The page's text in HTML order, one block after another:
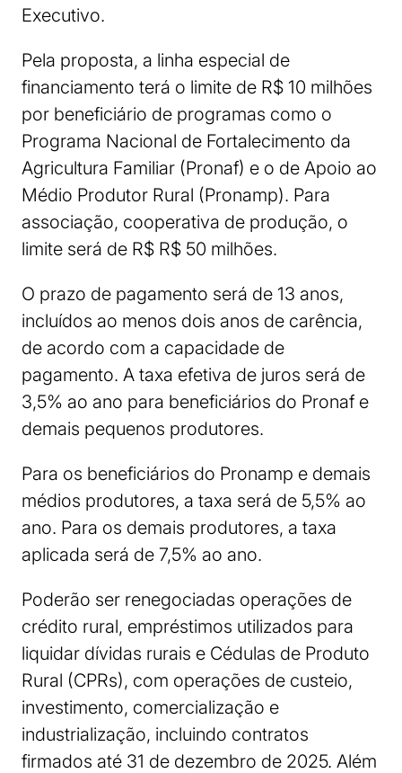
Executivo.
Pela proposta, a linha especial de
financiamento terá o limite de R$ 10 milhões
por beneficiário de programas como o
Programa Nacional de Fortalecimento da
Agricultura Familiar (Pronaf) e o de Apoio ao
Médio Produtor Rural (Pronamp). Para
associação, cooperativa de produção, o
limite será de R$ R$ 50 milhões.
O prazo de pagamento será de 13 anos,
incluídos ao menos dois anos de carência,
de acordo com a capacidade de
pagamento. A taxa efetiva de juros será de
3,5% ao ano para beneficiários do Pronaf e
demais pequenos produtores.
Para os beneficiários do Pronamp e demais
médios produtores, a taxa será de 5,5% ao
ano. Para os demais produtores, a taxa
aplicada será de 7,5% ao ano.
Poderão ser renegociadas operações de
crédito rural, empréstimos utilizados para
liquidar dívidas rurais e Cédulas de Produto
Rural (CPRs), com operações de custeio,
investimento, comercialização e
industrialização, incluindo contratos
firmados até 31 de dezembro de 2025. Além